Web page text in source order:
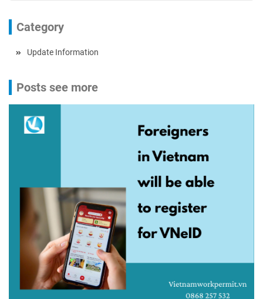
Category
Update Information
Posts see more